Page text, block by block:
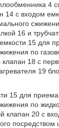
4
14 с входом
16 и
15 для
по
18 с
19
15 для приема
по
клапан 20 с
посредством